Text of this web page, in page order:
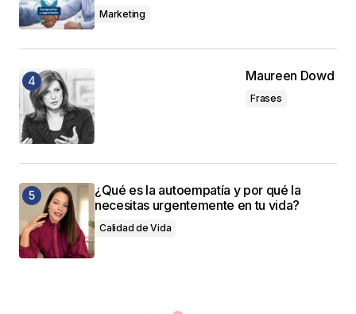
Marketing
Maureen Dowd
Frases
¿Qué es la autoempatía y por qué la
necesitas urgentemente en tu vida?
Calidad de Vida